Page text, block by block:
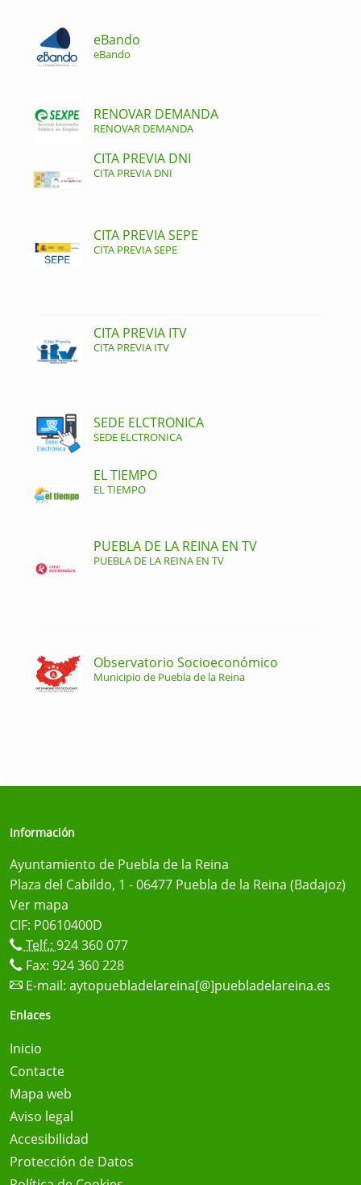
eBando
eBando
RENOVAR DEMANDA
RENOVAR DEMANDA
CITA PREVIA DNI
CITA PREVIA DNI
CITA PREVIA SEPE
CITA PREVIA SEPE
CITA PREVIA ITV
CITA PREVIA ITV
SEDE ELCTRONICA
SEDE ELCTRONICA
EL TIEMPO
EL TIEMPO
PUEBLA DE LA REINA EN TV
PUEBLA DE LA REINA EN TV
Observatorio Socioeconómico
Municipio de Puebla de la Reina
Información
Ayuntamiento de Puebla de la Reina
Plaza del Cabildo, 1 - 06477 Puebla de la Reina (Badajoz)
Ver mapa
CIF: P0610400D
Telf.: 924 360 077
Fax: 924 360 228
E-mail: aytopuebladelareina[@]puebladelareina.es
Enlaces
Inicio
Contacte
Mapa web
Aviso legal
Accesibilidad
Protección de Datos